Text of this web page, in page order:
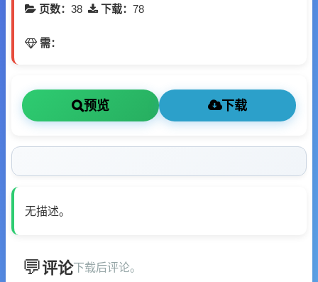
页数： 38 下载： 78
需：
预览 下载
无描述。
评论下载后评论。